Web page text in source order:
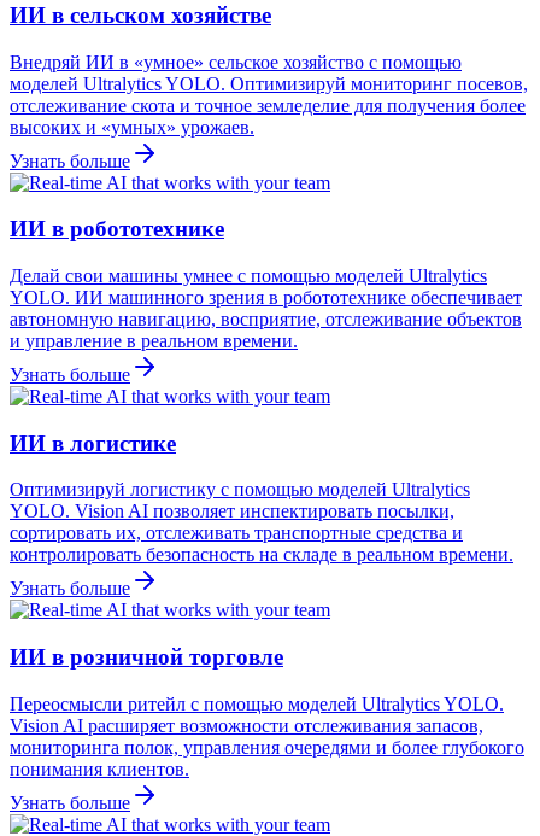
ИИ в сельском хозяйстве
Внедряй ИИ в «умное» сельское хозяйство с помощью
моделей Ultralytics YOLO. Оптимизируй мониторинг посевов,
отслеживание скота и точное земледелие для получения более
высоких и «умных» урожаев.
Узнать больше
ИИ в робототехнике
Делай свои машины умнее с помощью моделей Ultralytics
YOLO. ИИ машинного зрения в робототехнике обеспечивает
автономную навигацию, восприятие, отслеживание объектов
и управление в реальном времени.
Узнать больше
ИИ в логистике
Оптимизируй логистику с помощью моделей Ultralytics
YOLO. Vision AI позволяет инспектировать посылки,
сортировать их, отслеживать транспортные средства и
контролировать безопасность на складе в реальном времени.
Узнать больше
ИИ в розничной торговле
Переосмысли ритейл с помощью моделей Ultralytics YOLO.
Vision AI расширяет возможности отслеживания запасов,
мониторинга полок, управления очередями и более глубокого
понимания клиентов.
Узнать больше